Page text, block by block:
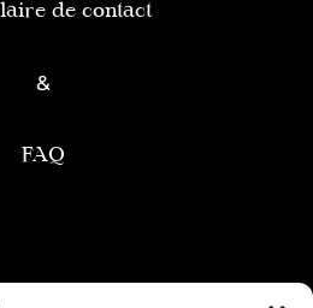
de contact
&
FAQ